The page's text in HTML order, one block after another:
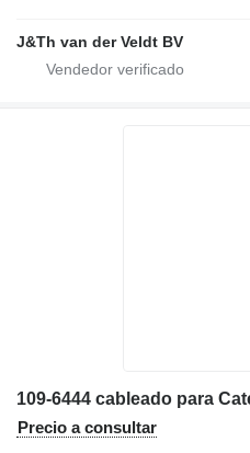
J&Th van der Veldt BV
Precio a consultar